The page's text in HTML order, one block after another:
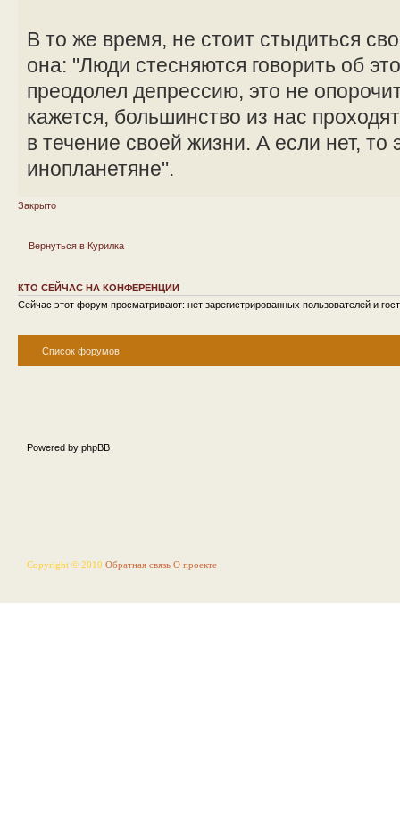
В то же время, не стоит стыдиться
она: "Люди стесняются говорить об
преодолел депрессию, это не
кажется, большинство из нас
в течение своей жизни. А если нет, то
инопланетяне".
Закрыто
Вернуться в Курилка
КТО СЕЙЧАС НА КОНФЕРЕНЦИИ
Сейчас этот форум просматривают: нет зарегистрированных пользователей и
Список форумов
Powered by phpBB
Copyright © 2010 Обратная связь О проекте